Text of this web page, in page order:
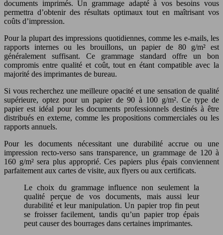
documents imprimés. Un grammage adapté à vos besoins vous
permettra d’obtenir des résultats optimaux tout en maîtrisant vos
coûts d’impression.
Pour la plupart des impressions quotidiennes, comme les e-mails, les
rapports internes ou les brouillons, un papier de 80 g/m² est
généralement suffisant. Ce grammage standard offre un bon
compromis entre qualité et coût, tout en étant compatible avec la
majorité des imprimantes de bureau.
Si vous recherchez une meilleure opacité et une sensation de qualité
supérieure, optez pour un papier de 90 à 100 g/m². Ce type de
papier est idéal pour les documents professionnels destinés à être
distribués en externe, comme les propositions commerciales ou les
rapports annuels.
Pour les documents nécessitant une durabilité accrue ou une
impression recto-verso sans transparence, un grammage de 120 à
160 g/m² sera plus approprié. Ces papiers plus épais conviennent
parfaitement aux cartes de visite, aux flyers ou aux certificats.
Le choix du grammage influence non seulement la
qualité perçue de vos documents, mais aussi leur
durabilité et leur manipulation. Un papier trop fin peut
se froisser facilement, tandis qu’un papier trop épais
peut causer des bourrages dans certaines imprimantes.